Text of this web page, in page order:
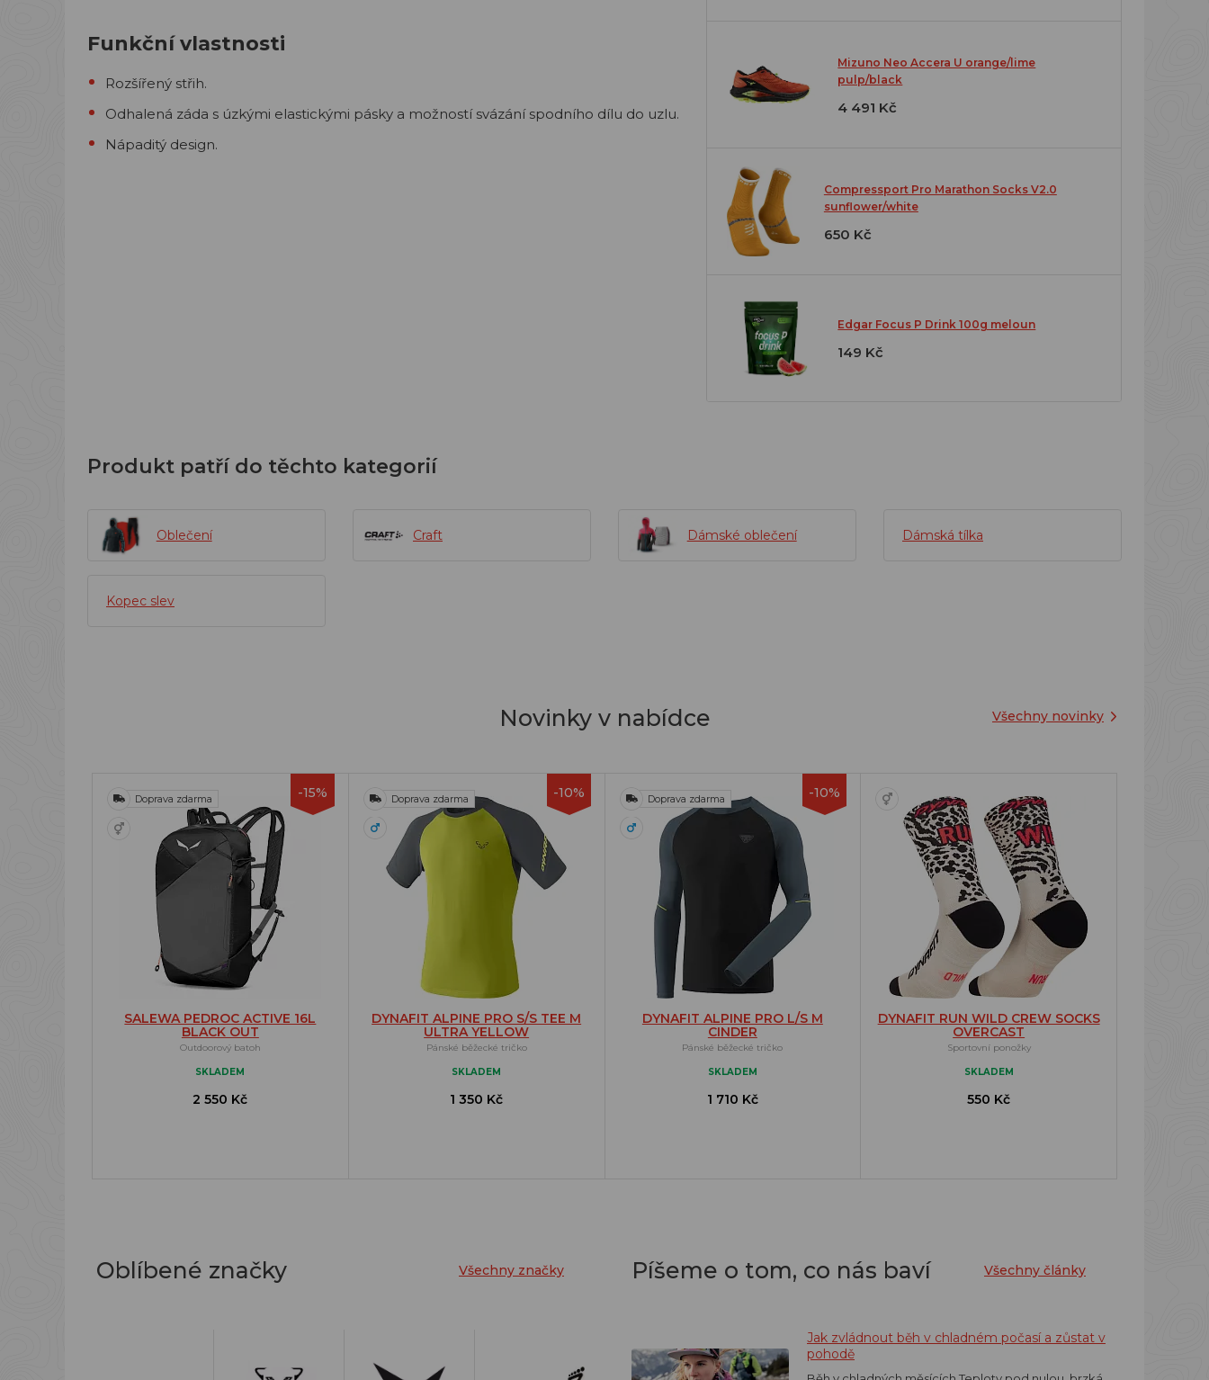
Funkční vlastnosti
Rozšířený střih.
Odhalená záda s úzkými elastickými pásky a možností svázání spodního dílu do uzlu.
Nápaditý design.
Mizuno Neo Accera U orange/lime
pulp/black
4 491 Kč
Compressport Pro Marathon Socks V2.0
sunflower/white
650 Kč
Edgar Focus P Drink 100g meloun
149 Kč
Produkt patří do těchto kategorií
Oblečení Craft Dámské oblečení Dámská tílka
Kopec slev
Novinky v nabídce Všechny novinky
-15%
Doprava zdarma
SALEWA PEDROC ACTIVE 16L
BLACK OUT
Outdoorový batoh
SKLADEM
2 550 Kč
-10%
Doprava zdarma
DYNAFIT ALPINE PRO S/S TEE M
ULTRA YELLOW
Pánské běžecké tričko
SKLADEM
1 350 Kč
-10%
Doprava zdarma
DYNAFIT ALPINE PRO L/S M
CINDER
Pánské běžecké tričko
SKLADEM
1 710 Kč
DYNAFIT RUN WILD CREW SOCKS
OVERCAST
Sportovní ponožky
SKLADEM
550 Kč
Oblíbené značky Všechny značky Píšeme o tom, co nás baví Všechny články
Jak zvládnout běh v chladném počasí a zůstat v
pohodě